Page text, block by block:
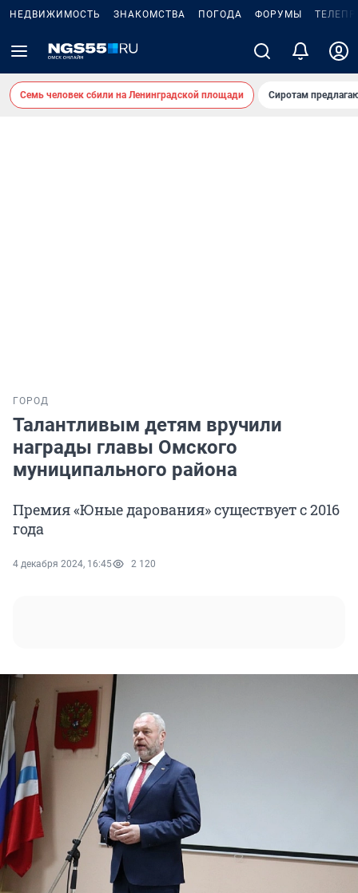
НЕДВИЖИМОСТЬ ЗНАКОМСТВА ПОГОДА ФОРУМЫ
Семь человек сбили на Ленинградской площади Сиротам
ГОРОД
Талантливым детям вручили
награды главы Омского
муниципального района
Премия «Юные дарования» существует с 2016
года
4 декабря 2024, 16:45 2 120